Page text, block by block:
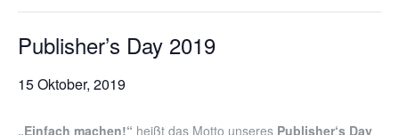
Publisher’s Day 2019
15 Oktober, 2019
„Einfach machen!“ heißt das Motto unseres Publisher‘s Day